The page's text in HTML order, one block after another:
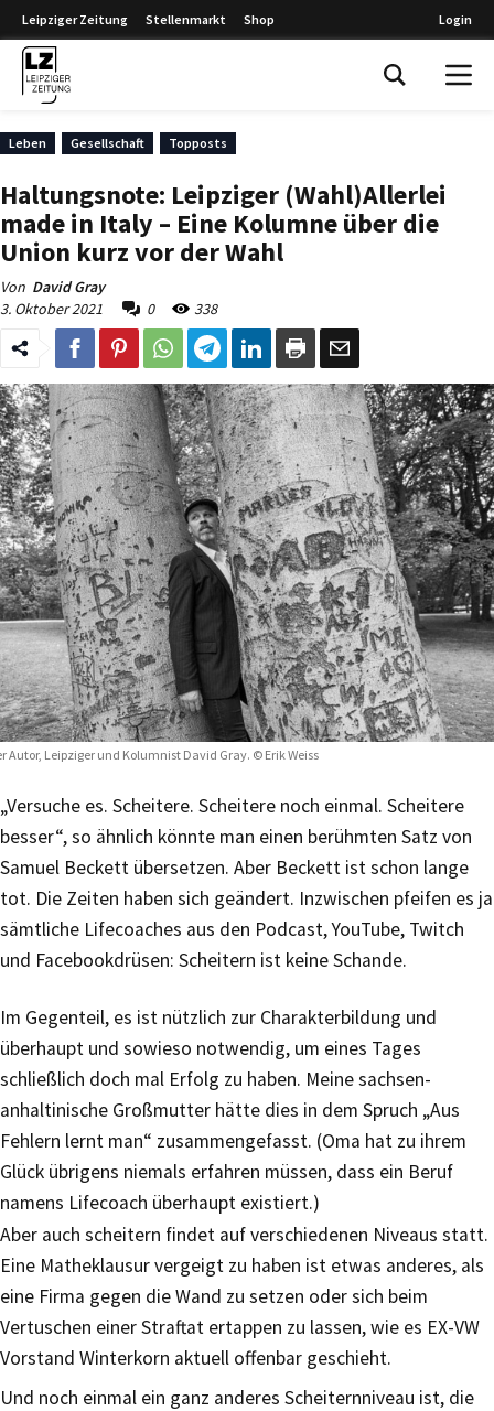
Leipziger Zeitung Stellenmarkt Shop Login
Leben Gesellschaft Topposts
Haltungsnote: Leipziger (Wahl)Allerlei
made in Italy – Eine Kolumne über die
Union kurz vor der Wahl
Von David Gray
3. Oktober 2021
0 338
Autor, Leipziger und Kolumnist David Gray. © Erik Weiss
„Versuche es. Scheitere. Scheitere noch einmal. Scheitere
besser“, so ähnlich könnte man einen berühmten Satz von
Samuel Beckett übersetzen. Aber Beckett ist schon lange
tot. Die Zeiten haben sich geändert. Inzwischen pfeifen es ja
sämtliche Lifecoaches aus den Podcast, YouTube, Twitch
und Facebookdrüsen: Scheitern ist keine Schande.
Im Gegenteil, es ist nützlich zur Charakterbildung und
überhaupt und sowieso notwendig, um eines Tages
schließlich doch mal Erfolg zu haben. Meine sachsen-
anhaltinische Großmutter hätte dies in dem Spruch „Aus
Fehlern lernt man“ zusammengefasst. (Oma hat zu ihrem
Glück übrigens niemals erfahren müssen, dass ein Beruf
namens Lifecoach überhaupt existiert.)
Aber auch scheitern findet auf verschiedenen Niveaus statt.
Eine Matheklausur vergeigt zu haben ist etwas anderes, als
eine Firma gegen die Wand zu setzen oder sich beim
Vertuschen einer Straftat ertappen zu lassen, wie es EX-VW
Vorstand Winterkorn aktuell offenbar geschieht.
Und noch einmal ein ganz anderes Scheiternniveau ist, die